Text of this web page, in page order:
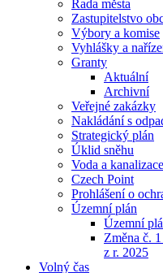
Rada města
Zastupitelstvo
Výbory a komise
Vyhlášky a
Granty
Aktuální
Archivní
Veřejné zakázky
Nakládání s
Strategický plán
Úklid sněhu
Voda a kanalizace
Czech Point
Prohlášení o
Územní plán
Územní
Změna č.
z r. 2025
Volný čas